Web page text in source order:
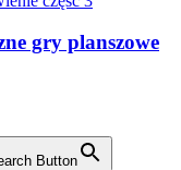
gry planszowe
Button